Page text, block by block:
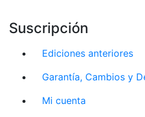
Suscripción
Ediciones anteriores
Garantía, Cambios y
Mi cuenta